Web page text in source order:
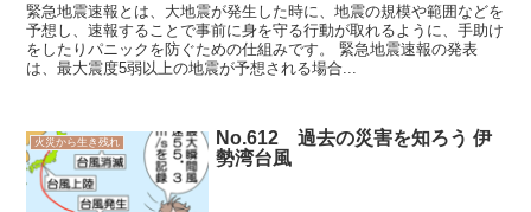
緊急地震速報とは、大地震が発生した時に、地震の規模や範囲などを
予想し、速報することで事前に身を守る行動が取れるように、手助け
をしたりパニックを防ぐための仕組みです。 緊急地震速報の発表
は、最大震度5弱以上の地震が予想される場合...
火災から生き残れ
No.612 過去の災害を知ろう 伊
勢湾台風